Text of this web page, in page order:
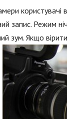
користувачі
Режим
зум. Якщо